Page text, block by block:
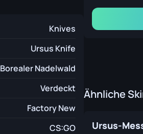
Knives
Ursus Knife
Borealer Nadelwald
Verdeckt
Factory New
CS:GO
Ähnliche